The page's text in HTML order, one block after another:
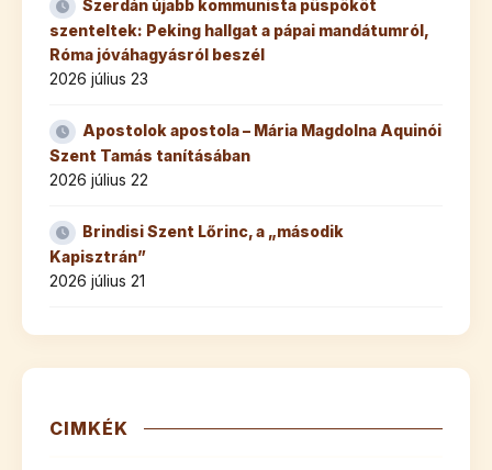
Szerdán újabb kommunista püspököt
szenteltek: Peking hallgat a pápai mandátumról,
Róma jóváhagyásról beszél
2026 július 23
Apostolok apostola – Mária Magdolna Aquinói
Szent Tamás tanításában
2026 július 22
Brindisi Szent Lőrinc, a „második
Kapisztrán”
2026 július 21
CIMKÉK